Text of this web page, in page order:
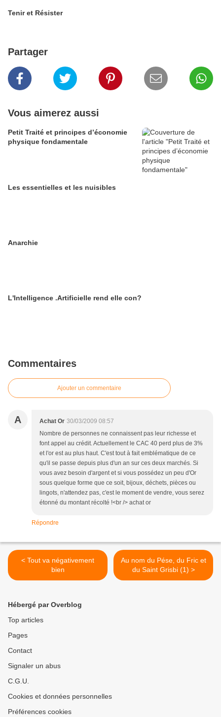
Tenir et Résister
Partager
Vous aimerez aussi
Petit Traité et principes d’économie
physique fondamentale
Les essentielles et les nuisibles
Anarchie
L'Intelligence .Artificielle rend elle con?
Commentaires
Ajouter un commentaire
A Achat Or 30/03/2009 08:57
Nombre de personnes ne connaissent pas leur richesse et
font appel au crédit. Actuellement le CAC 40 perd plus de 3%
et l'or est au plus haut. C'est tout à fait emblématique de ce
qu'il se passe depuis plus d'un an sur ces deux marchés. Si
vous avez besoin d'argent et si vous possédez un peu d'Or
sous quelque forme que ce soit, bijoux, déchets, pièces ou
lingots, n'attendez pas, c'est le moment de vendre, vous serez
étonné du montant récolté !<br /> achat or
Répondre
< Tout va négativement
bien
Au nom du Pése, du Fric et
du Saint Grisbi (1) >
Hébergé par Overblog
Top articles
Pages
Contact
Signaler un abus
C.G.U.
Cookies et données personnelles
Préférences cookies